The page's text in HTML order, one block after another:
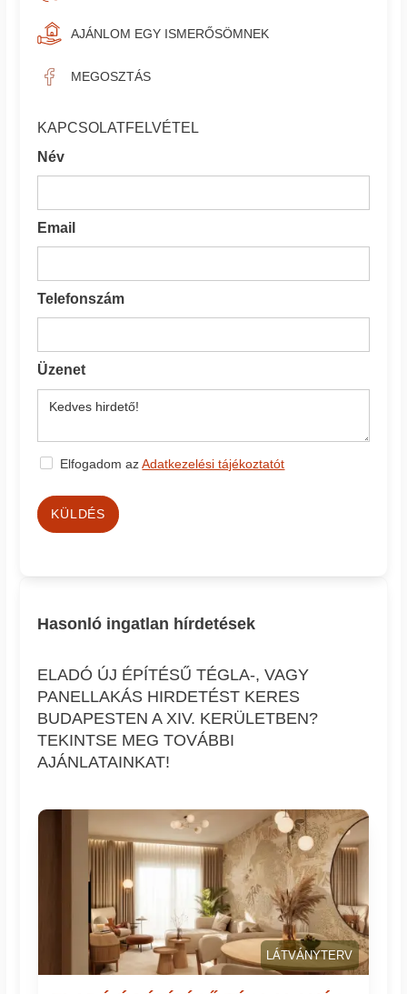
AJÁNLOM EGY ISMERŐSÖMNEK
MEGOSZTÁS
KAPCSOLATFELVÉTEL
Név
Email
Telefonszám
Üzenet
Elfogadom azAdatkezelési tájékoztatót
KÜLDÉS
Hasonló ingatlan hírdetések
ELADÓ ÚJ ÉPÍTÉSŰ TÉGLA-, VAGY
PANELLAKÁS HIRDETÉST KERES
BUDAPESTEN A XIV. KERÜLETBEN?
TEKINTSE MEG TOVÁBBI
AJÁNLATAINKAT!
LÁTVÁNYTERV